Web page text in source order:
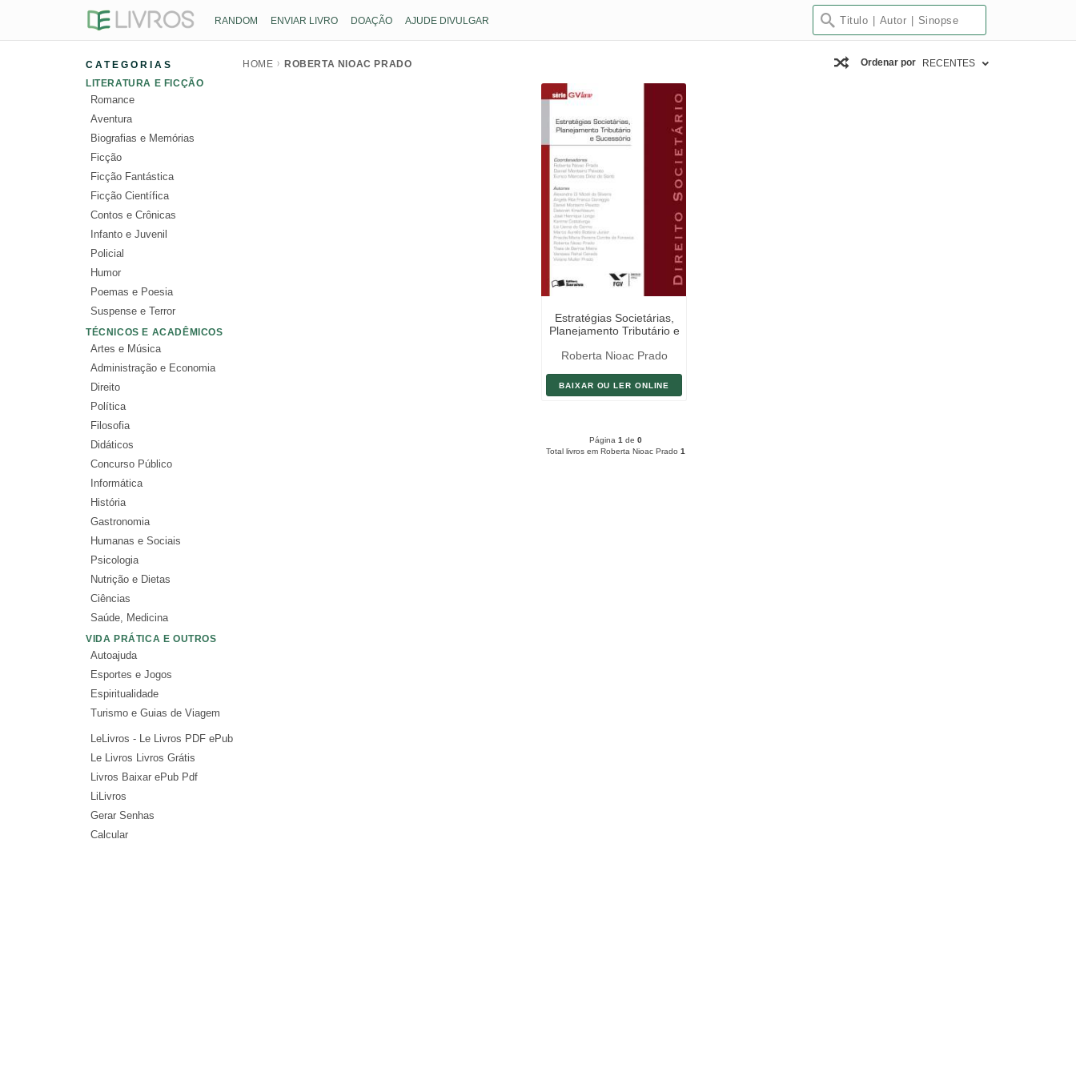
RANDOM ENVIAR LIVRO DOAÇÃO AJUDE DIVULGAR
CATEGORIAS
LITERATURA E FICÇÃO
Romance
Aventura
Biografias e Memórias
Ficção
Ficção Fantástica
Ficção Científica
Contos e Crônicas
Infanto e Juvenil
Policial
Humor
Poemas e Poesia
Suspense e Terror
TÉCNICOS E ACADÊMICOS
Artes e Música
Administração e Economia
Direito
Política
Filosofia
Didáticos
Concurso Público
Informática
História
Gastronomia
Humanas e Sociais
Psicologia
Nutrição e Dietas
Ciências
Saúde, Medicina
VIDA PRÁTICA E OUTROS
Autoajuda
Esportes e Jogos
Espiritualidade
Turismo e Guias de Viagem
LeLivros - Le Livros PDF ePub
Le Livros Livros Grátis
Livros Baixar ePub Pdf
LiLivros
Gerar Senhas
Calcular
HOME ROBERTA NIOAC PRADO Ordenar por RECENTES
Estratégias Societárias,
Planejamento Tributário e
Roberta Nioac Prado
BAIXAR OU LER ONLINE
Página1 de0
Total livros em Roberta Nioac Prado1